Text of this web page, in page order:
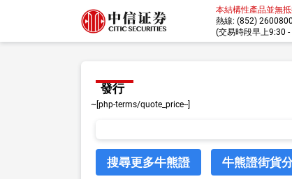
本結構性產品並無
熱線: (852)
(交易時段早上9:30
發行
~[php-terms/quote_price--]
搜尋更多牛熊證 牛熊證街貨